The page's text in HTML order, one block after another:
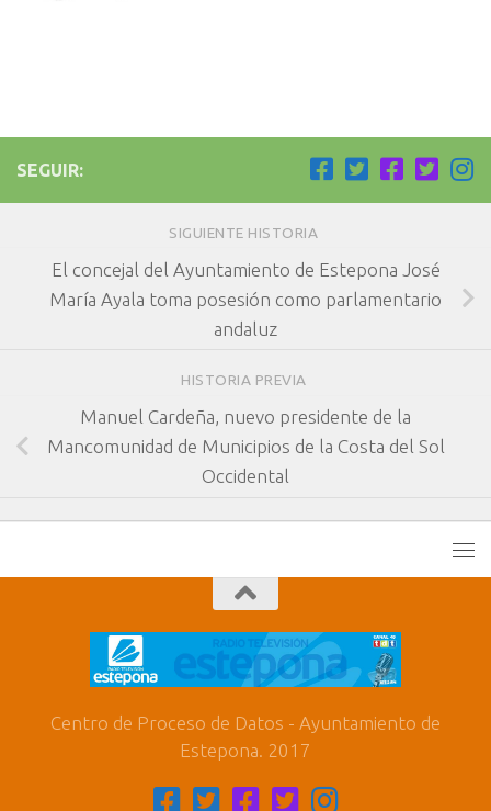
SEGUIR:
SIGUIENTE HISTORIA
El concejal del Ayuntamiento de Estepona José
María Ayala toma posesión como parlamentario
andaluz
HISTORIA PREVIA
Manuel Cardeña, nuevo presidente de la
Mancomunidad de Municipios de la Costa del Sol
Occidental
Centro de Proceso de Datos - Ayuntamiento de
Estepona. 2017